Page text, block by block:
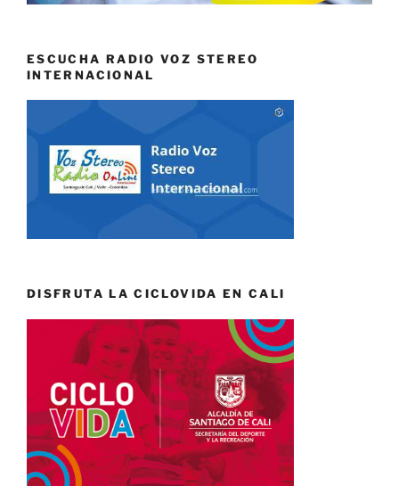
ESCUCHA RADIO VOZ STEREO
INTERNACIONAL
DISFRUTA LA CICLOVIDA EN CALI